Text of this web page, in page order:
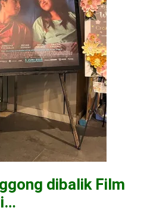
dibalik Film